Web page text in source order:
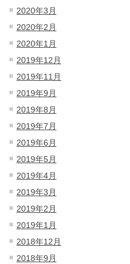
2020年3月
2020年2月
2020年1月
2019年12月
2019年11月
2019年9月
2019年8月
2019年7月
2019年6月
2019年5月
2019年4月
2019年3月
2019年2月
2019年1月
2018年12月
2018年9月